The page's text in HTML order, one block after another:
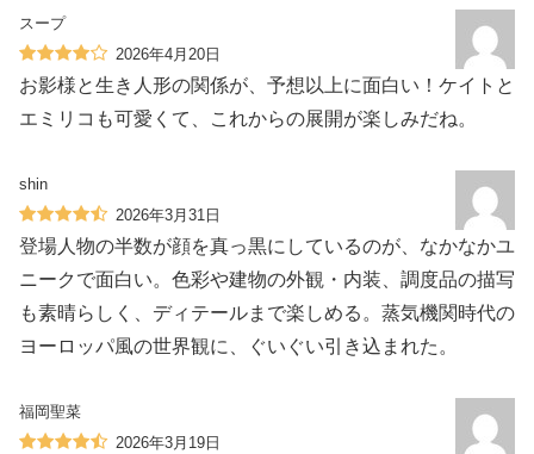
スープ
2026年4月20日
お影様と生き人形の関係が、予想以上に面白い！ケイトと
エミリコも可愛くて、これからの展開が楽しみだね。
shin
2026年3月31日
登場人物の半数が顔を真っ黒にしているのが、なかなかユ
ニークで面白い。色彩や建物の外観・内装、調度品の描写
も素晴らしく、ディテールまで楽しめる。蒸気機関時代の
ヨーロッパ風の世界観に、ぐいぐい引き込まれた。
福岡聖菜
2026年3月19日